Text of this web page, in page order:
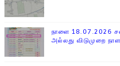
நாளை 18.07.2026
அல்லது விடுமுறை